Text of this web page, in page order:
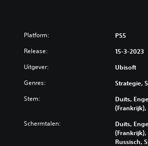
Platform: PS5
Release: 15-3-2023
Uitgever: Ubisoft
Genres: Strategie,
Stem:
Duits,
(Frankrijk),
Schermtalen:
Duits,
Russisch,